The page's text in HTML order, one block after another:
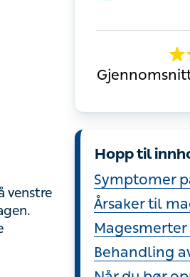
Hopp til
Symptomer
Årsaker til
Magesmerter
Behandling
side
du har